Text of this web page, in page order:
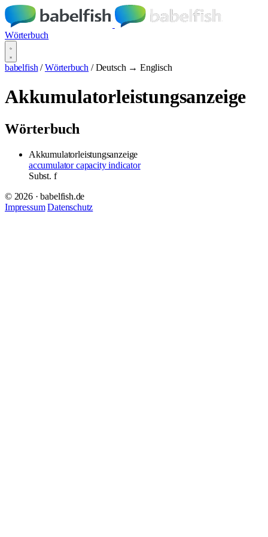
Wörterbuch
babelfish / Wörterbuch / Deutsch → Englisch
Akkumulatorleistungsanzeige
Wörterbuch
Akkumulatorleistungsanzeige
accumulator capacity indicator
Subst. f
© 2026 · babelfish.de
Impressum Datenschutz